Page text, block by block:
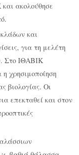
ακολούθησε
και
για τη μελέτη
Στο ΙΘΑΒΙΚ
χρησιμοποίηση
βιολογίας. Οι
επεκταθεί και στον